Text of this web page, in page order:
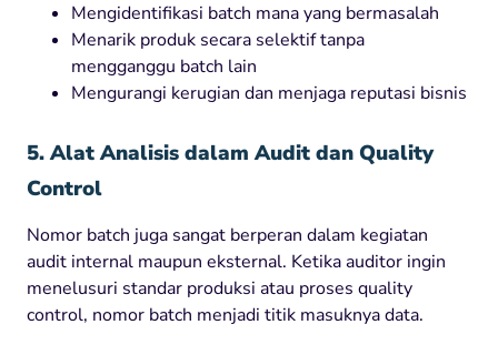
Mengidentifikasi batch mana yang bermasalah
Menarik produk secara selektif tanpa
mengganggu batch lain
Mengurangi kerugian dan menjaga reputasi bisnis
5. Alat Analisis dalam Audit dan Quality
Control
Nomor batch juga sangat berperan dalam kegiatan
audit internal maupun eksternal. Ketika auditor ingin
menelusuri standar produksi atau proses quality
control, nomor batch menjadi titik masuknya data.